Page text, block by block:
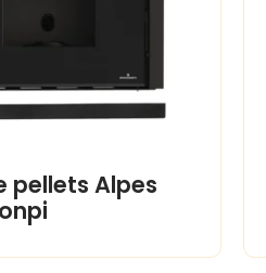
pellets Alpes